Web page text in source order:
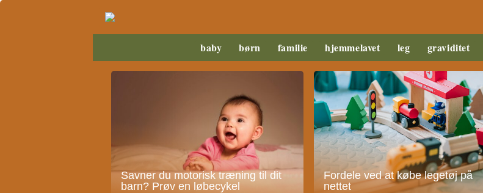
baby børn familie hjemmelavet leg graviditet
Savner du motorisk træning til dit
barn? Prøv en løbecykel
Fordele ved at købe legetøj på
nettet